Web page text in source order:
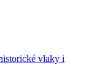
vlaky i